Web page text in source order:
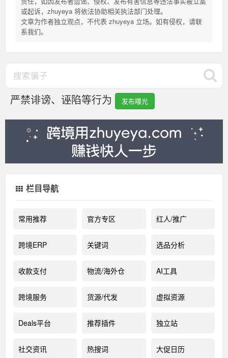
或起诉，zhuyeya 将依法协助相关执法部门处理。
文章为作者独立观点，不代表 zhuyeya 立场。如有侵权，请联
系我们。
严禁诽谤、诬陷等行为 发布曝光
栏目导航
常用推荐 官方专区 红人/推广
跨境ERP 关键词 选品分析
收款支付 物流/海外仓 AI工具
跨境服务 货源/代发 虚拟资源
Deals平台 推荐插件 独立站
社交资讯 热搜词 大促日历